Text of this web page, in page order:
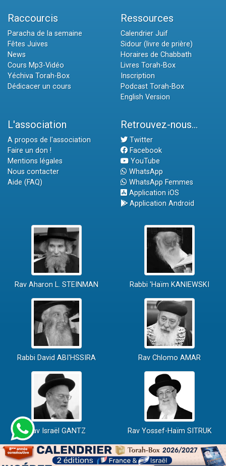
Raccourcis
Paracha de la semaine
Fêtes Juives
News
Cours Mp3-Vidéo
Yéchiva Torah-Box
Dédicacer un cours
Ressources
Calendrier Juif
Sidour (livre de prière)
Horaires de Chabbath
Livres Torah-Box
Inscription
Podcast Torah-Box
English Version
L'association
A propos de l'association
Faire un don !
Mentions légales
Nous contacter
Aide (FAQ)
Retrouvez-nous...
Twitter
Facebook
YouTube
WhatsApp
WhatsApp Femmes
Application iOS
Application Android
Rav Aharon L. STEINMAN Rabbi 'Haïm KANIEWSKI
Rabbi David ABI'HSSIRA Rav Chlomo AMAR
Rav Israël GANTZ Rav Yossef-Haïm SITRUK